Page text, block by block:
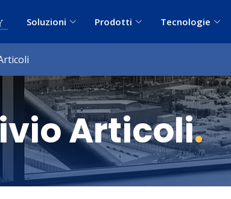
Soluzioni Prodotti Tecnologie
Articoli.